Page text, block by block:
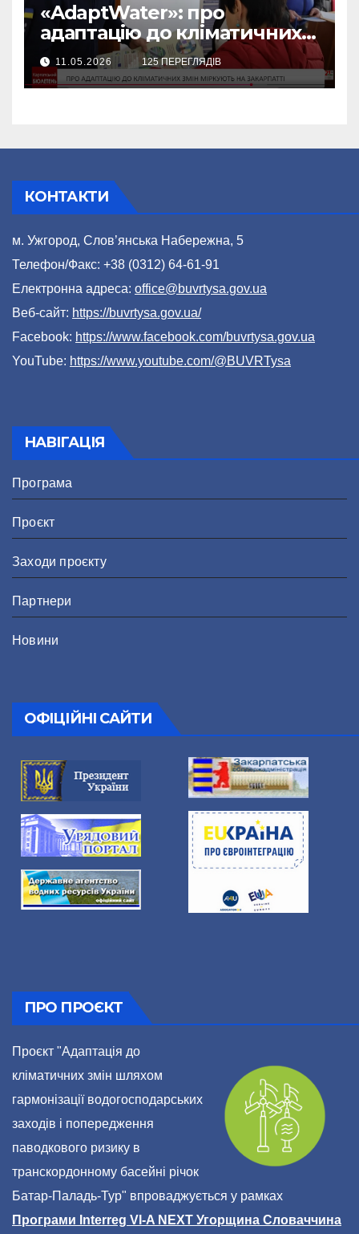
«AdaptWater»: про
адаптацію до кліматичних
змін міркують на Закарпатті
(відео)
11.05.2026 125 ПЕРЕГЛЯДІВ
КОНТАКТИ
м. Ужгород, Слов’янська Набережна, 5
Телефон/Факс: +38 (0312) 64-61-91
Електронна адреса: office@buvrtysa.gov.ua
Веб-сайт: https://buvrtysa.gov.ua/
Facebook: https://www.facebook.com/buvrtysa.gov.ua
YouTube: https://www.youtube.com/@BUVRTysa
НАВІГАЦІЯ
Програма
Проєкт
Заходи проєкту
Партнери
Новини
ОФІЦІЙНІ САЙТИ
ПРО ПРОЄКТ
Проєкт "Адаптація до
кліматичних змін шляхом
гармонізації водогосподарських
заходів і попередження
паводкового ризику в
транскордонному басейні річок
Батар-Паладь-Тур" впроваджується у рамках
Програми Interreg VI-A NEXT Угорщина Словаччина